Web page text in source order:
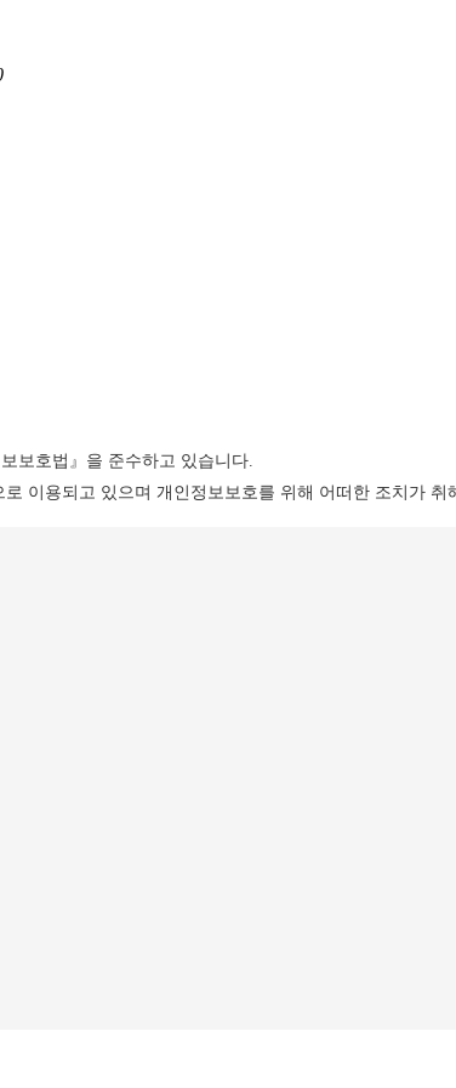
보호법』을 준수하고 있습니다.
이용되고 있으며 개인정보보호를 위해 어떠한 조치가 취